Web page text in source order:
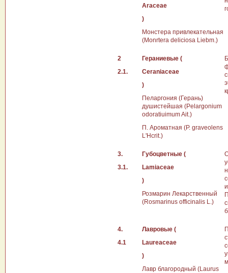
Araceae
)
Монстера привлекательная
(Monrtera deliciosa Liebm.)
2
2.1.
Гераниевые (
Ceraniaceae
)
Пеларгония (Герань)
душистейшая (Pelargonium
odoratiuimum Ait.)
П. Ароматная (Р. graveolens
L'Hcrit.)
3.
3.1.
Губоцветные (
Lamiaceae
)
Розмарин Лекарственный
(Rosmarinus officinalis L.)
4.
4.1
Лавровые (
Laureaceae
)
Лавр благородный (Laurus